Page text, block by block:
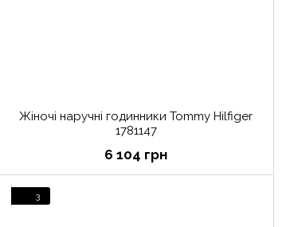
Жіночі наручні годинники Tommy Hilfiger
1781147
6 104 грн
3